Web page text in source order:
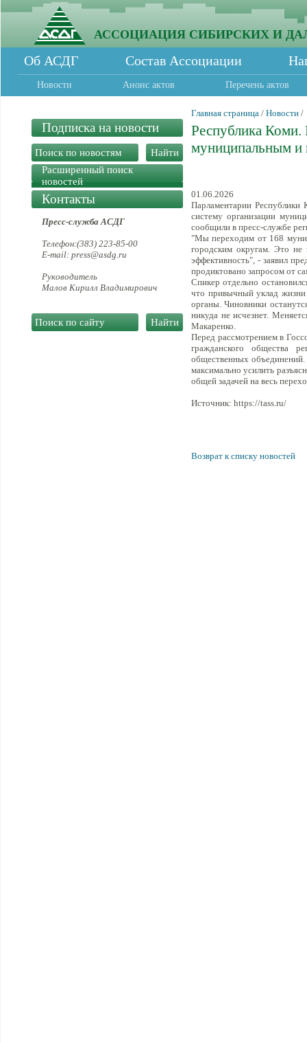
АССОЦИАЦИЯ СИБИРСКИХ И
Об АСДГ Состав Ассоциации
Новости Анонс актов Перечень актов
Подписка на новости
Расширенный поиск
новостей
Контакты
Пресс-служба АСДГ
Телефон:(383) 223-85-00
E-mail: press@asdg.ru
Руководитель
Малов Кирилл Владимирович
Главная страница / Новости /
Республика Коми.
муниципальным и
01.06.2026
Парламентарии Республики
систему организации
сообщили в пресс-службе
"Мы переходим от 168
городским округам. Это не
эффективность", - заявил
продиктовано запросом от
Спикер отдельно
что привычный уклад жизни
органы. Чиновники
никуда не исчезнет.
Макаренко.
Перед рассмотрением в
гражданского общества
общественных
максимально усилить
общей задачей на весь
Источник: https://tass.ru/
Возврат к списку новостей